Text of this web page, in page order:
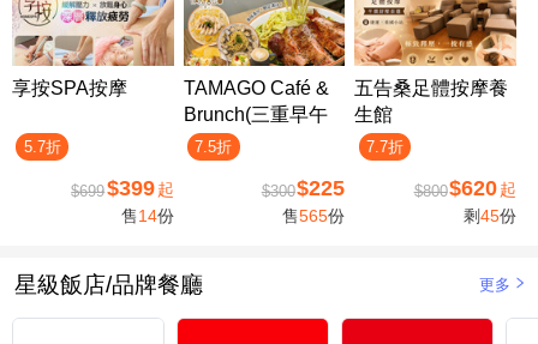
享按SPA按摩
5.7折
$699$399 起
售14份
TAMAGO Café &
Brunch(三重早午
餐)
7.5折
$300$225
售565份
五告桑足體按摩養
生館
7.7折
$800$620 起
剩45份
星級飯店/品牌餐廳 更多